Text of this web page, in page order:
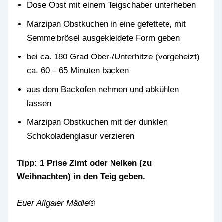
Dose Obst mit einem Teigschaber unterheben
Marzipan Obstkuchen in eine gefettete, mit
Semmelbrösel ausgekleidete Form geben
bei ca. 180 Grad Ober-/Unterhitze (vorgeheizt)
ca. 60 – 65 Minuten backen
aus dem Backofen nehmen und abkühlen
lassen
Marzipan Obstkuchen mit der dunklen
Schokoladenglasur verzieren
Tipp: 1 Prise Zimt oder Nelken (zu
Weihnachten) in den Teig geben.
Euer Allgaier Mädle®